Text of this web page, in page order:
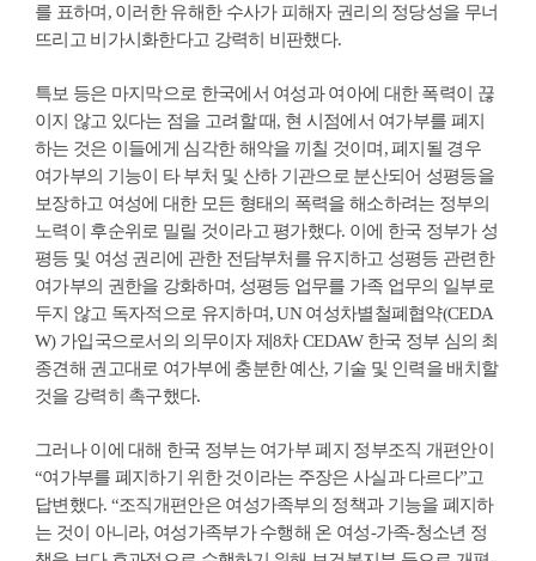
를 표하며, 이러한 유해한 수사가 피해자 권리의 정당성을 무너
뜨리고 비가시화한다고 강력히 비판했다.
특보 등은 마지막으로 한국에서 여성과 여아에 대한 폭력이 끊
이지 않고 있다는 점을 고려할 때, 현 시점에서 여가부를 폐지
하는 것은 이들에게 심각한 해악을 끼칠 것이며, 폐지될 경우
여가부의 기능이 타 부처 및 산하 기관으로 분산되어 성평등을
보장하고 여성에 대한 모든 형태의 폭력을 해소하려는 정부의
노력이 후순위로 밀릴 것이라고 평가했다. 이에 한국 정부가 성
평등 및 여성 권리에 관한 전담부처를 유지하고 성평등 관련한
여가부의 권한을 강화하며, 성평등 업무를 가족 업무의 일부로
두지 않고 독자적으로 유지하며, UN 여성차별철폐협약(CEDA
W) 가입국으로서의 의무이자 제8차 CEDAW 한국 정부 심의 최
종견해 권고대로 여가부에 충분한 예산, 기술 및 인력을 배치할
것을 강력히 촉구했다.
그러나 이에 대해 한국 정부는 여가부 폐지 정부조직 개편안이
“여가부를 폐지하기 위한 것이라는 주장은 사실과 다르다”고
답변했다. “조직개편안은 여성가족부의 정책과 기능을 폐지하
는 것이 아니라, 여성가족부가 수행해 온 여성-가족-청소년 정